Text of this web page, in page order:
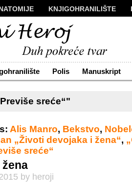
KNJIGOHRANILIŠTE
VIZUALI
ŽIVA REČ KONTAKT
Polis Manuskript
sreće“"
Alis Manro, Bekstvo,
„Životi devojaka i žena“,
sreće“
by heroji